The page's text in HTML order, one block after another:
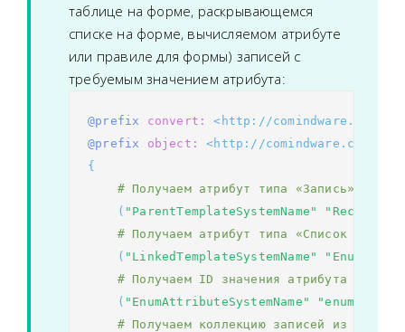
таблице на форме, раскрывающемся
списке на форме, вычисляемом атрибуте
или правиле для формы) записей с
требуемым значением атрибута:
@prefix convert:
<http://comindware.com/
@prefix
object:
<http://comindware.com/
{
# Получаем атрибут типа «Запись» из
( "ParentTemplateSystemName"
# Получаем атрибут типа «Список
( "LinkedTemplateSystemName"
# Получаем ID значения атрибута по
( "EnumAttributeSystemName"
# Получаем коллекцию записей из